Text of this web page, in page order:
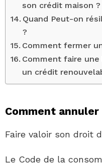
son crédit maison ?
Quand Peut-on
?
Comment fermer
Comment faire
un crédit
Comment
Faire valoir son droit
Le Code de la